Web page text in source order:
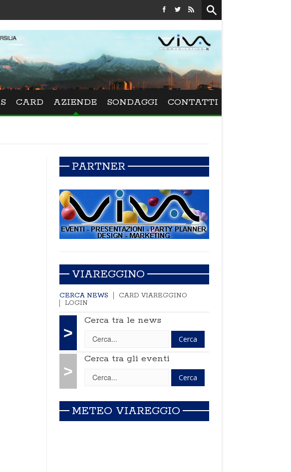
Festival La Versiliana - La direttrice lucchese Beatrice
CARD AZIENDE SONDAGGI CONTATTI
PARTNER
VIAREGGINO
CERCA NEWS
CARD VIAREGGINO
LOGIN
>
Cerca tra le news
>
Cerca tra gli eventi
METEO VIAREGGIO